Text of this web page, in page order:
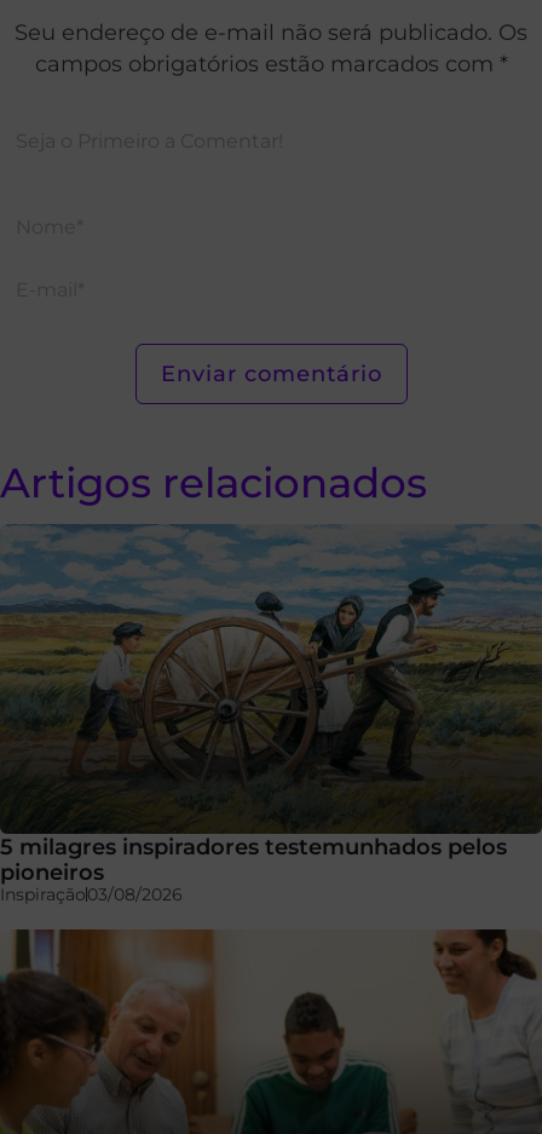
Seu endereço de e-mail não será publicado. Os
campos obrigatórios estão marcados com *
Artigos relacionados
5 milagres inspiradores testemunhados pelos
pioneiros
Inspiração03/08/2026